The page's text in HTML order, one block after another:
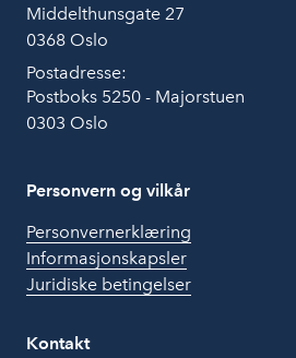
Middelthunsgate 27
0368 Oslo
Postadresse:
Postboks 5250 - Majorstuen
0303 Oslo
Personvern og vilkår
Personvernerklæring
Informasjonskapsler
Juridiske betingelser
Kontakt